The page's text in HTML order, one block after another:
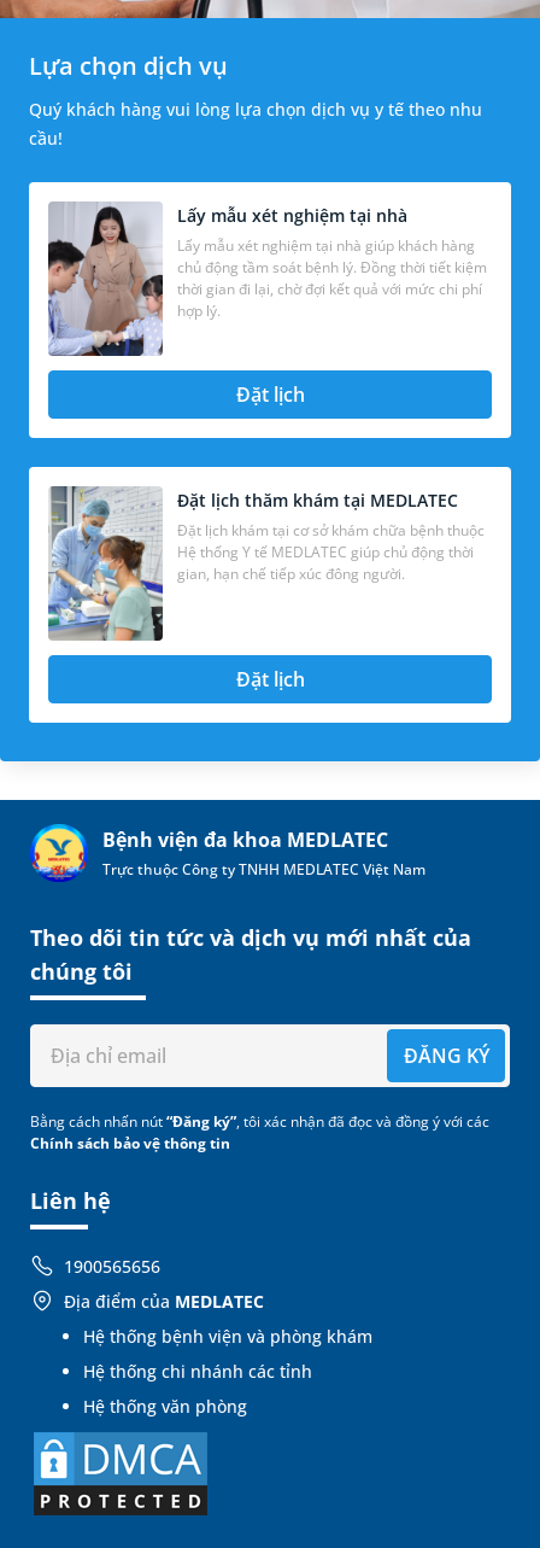
Lựa chọn dịch vụ
Quý khách hàng vui lòng lựa chọn dịch vụ y tế theo nhu
cầu!
Lấy mẫu xét nghiệm tại nhà
Lấy mẫu xét nghiệm tại nhà giúp khách hàng
chủ động tầm soát bệnh lý. Đồng thời tiết kiệm
thời gian đi lại, chờ đợi kết quả với mức chi phí
hợp lý.
Đặt lịch
Đặt lịch thăm khám tại MEDLATEC
Đặt lịch khám tại cơ sở khám chữa bệnh thuộc
Hệ thống Y tế MEDLATEC giúp chủ động thời
gian, hạn chế tiếp xúc đông người.
Đặt lịch
Bệnh viện đa khoa MEDLATEC
Trực thuộc Công ty TNHH MEDLATEC Việt Nam
Liên hệ
1900565656
Địa điểm của MEDLATEC
Hệ thống bệnh viện và phòng khám
Hệ thống chi nhánh các tỉnh
Hệ thống văn phòng
Theo dõi tin tức và dịch vụ mới nhất của
chúng tôi
ĐĂNG KÝ
Bằng cách nhấn nút“Đăng ký”, tôi xác nhận đã đọc và đồng ý với các
Chính sách bảo vệ thông tin